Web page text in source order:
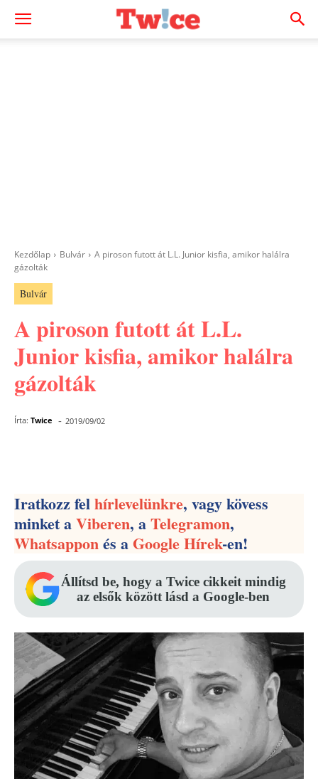
Kezdőlap Bulvár
A piroson futott át L.L. Junior kisfia, amikor halálra
gázolták
Bulvár
A piroson futott át L.L.
Junior kisfia, amikor halálra
gázolták
Írta: Twice - 2019/09/02
Iratkozz felhírlevelünkre, vagy kövess
minket aViberen, aTelegramon,
Whatsapponés aGoogle Hírek-en!
Állítsd be, hogy a Twice cikkeit mindig
az elsők között lásd a Google-ben